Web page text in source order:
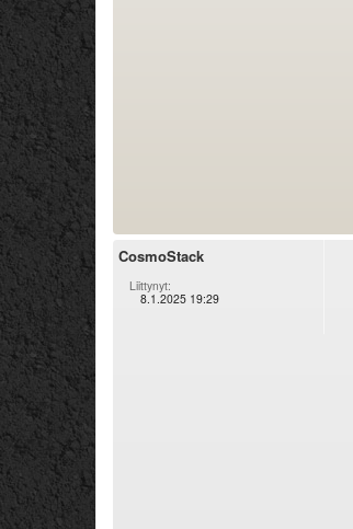
CosmoStack
Liittynyt:
8.1.2025 19:29